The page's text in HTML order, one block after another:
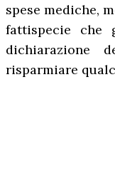
spese mediche,
fattispecie che
risparmiare